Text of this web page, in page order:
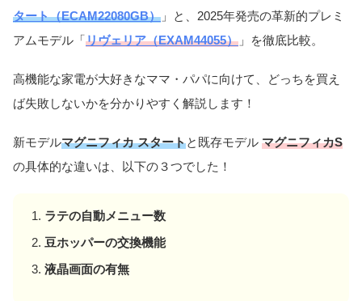
タート（ECAM22080GB） 」と、2025年発売の革新的プレミ
アムモデル「リヴェリア（EXAM44055） 」を徹底比較。
高機能な家電が大好きなママ・パパに向けて、どっちを買え
ば失敗しないかを分かりやすく解説します！
新モデルマグニフィカ スタートと既存モデル マグニフィカS
の具体的な違いは、以下の３つでした！
ラテの自動メニュー数
豆ホッパーの交換機能
液晶画面の有無